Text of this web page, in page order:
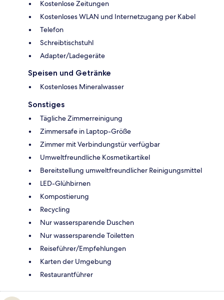
Kostenlose Zeitungen
Kostenloses WLAN und Internetzugang per Kabel
Telefon
Schreibtischstuhl
Adapter/Ladegeräte
Speisen und Getränke
Kostenloses Mineralwasser
Sonstiges
Tägliche Zimmerreinigung
Zimmersafe in Laptop-Größe
Zimmer mit Verbindungstür verfügbar
Umweltfreundliche Kosmetikartikel
Bereitstellung umweltfreundlicher Reinigungsmittel
LED-Glühbirnen
Kompostierung
Recycling
Nur wassersparende Duschen
Nur wassersparende Toiletten
Reiseführer/Empfehlungen
Karten der Umgebung
Restaurantführer